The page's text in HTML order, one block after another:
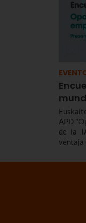
APD
de la
ventaja